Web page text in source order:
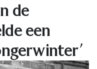
de
een